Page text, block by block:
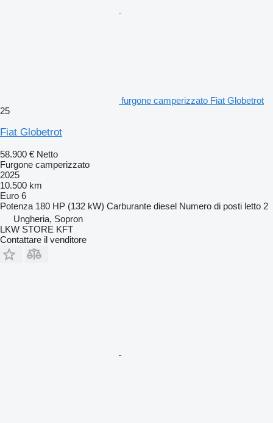
furgone camperizzato Fiat Globetrot
25
Fiat Globetrot
58.900 € Netto
Furgone camperizzato
2025
10.500 km
Euro 6
Potenza 180 HP (132 kW) Carburante diesel Numero di posti letto 2
Ungheria, Sopron
LKW STORE KFT
Contattare il venditore